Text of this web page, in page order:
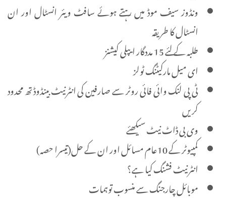
ونڈوز سیف موڈ میں رہتے ہوئے سافٹ ویئر انسٹال اور ان
انسٹال کا طریقہ
طلبہ کے لئے 15 مددگار ایپلی کیشنز
ای میل مارکیٹنگ ٹولز
ٹی پی لنک وائی فائی روٹر سے صارفین کی انٹرنیٹ بینڈوڈتھ محدود
کریں
وی بی ڈاٹ نیٹ سیکھئے
کمپیوٹر کے 10عام مسائل اور ان کے حل(تیسرا حصہ)
انٹرنیٹ فشنگ کیا ہے؟
موبائل چارجنگ سے منسوب توہمات